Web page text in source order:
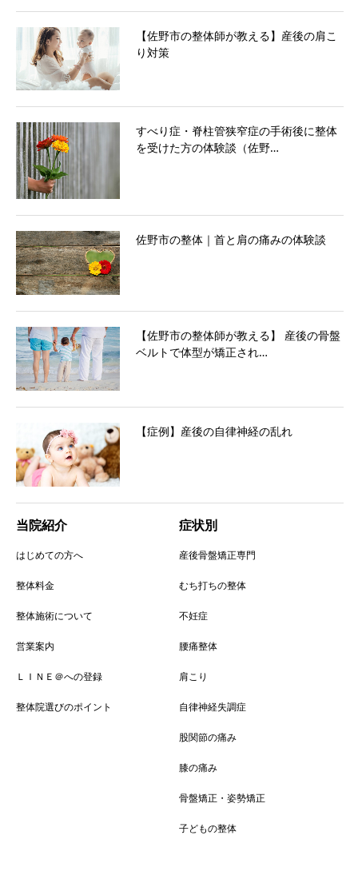
【佐野市の整体師が教える】産後の肩こ
り対策
すべり症・脊柱管狭窄症の手術後に整体
を受けた方の体験談（佐野…
佐野市の整体｜首と肩の痛みの体験談
【佐野市の整体師が教える】 産後の骨盤
ベルトで体型が矯正され…
【症例】産後の自律神経の乱れ
当院紹介
はじめての方へ
整体料金
整体施術について
営業案内
ＬＩＮＥ＠への登録
整体院選びのポイント
症状別
産後骨盤矯正専門
むち打ちの整体
不妊症
腰痛整体
肩こり
自律神経失調症
股関節の痛み
膝の痛み
骨盤矯正・姿勢矯正
子どもの整体